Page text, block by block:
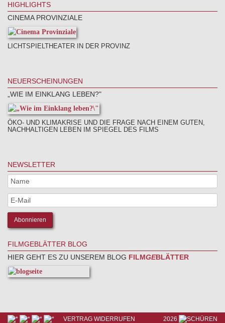
HIGHLIGHTS
CINEMA PROVINZIALE
LICHTSPIELTHEATER IN DER PROVINZ
NEUERSCHEINUNGEN
„WIE IM EINKLANG LEBEN?"
ÖKO- UND KLIMAKRISE UND DIE FRAGE NACH EINEM GUTEN,
NACHHALTIGEN LEBEN IM SPIEGEL DES FILMS
NEWSLETTER
FILMGEBLÄTTER BLOG
HIER GEHT ES ZU UNSEREM BLOG FILMGEBLÄTTER
VERTRAG WIDERRUFEN 2026